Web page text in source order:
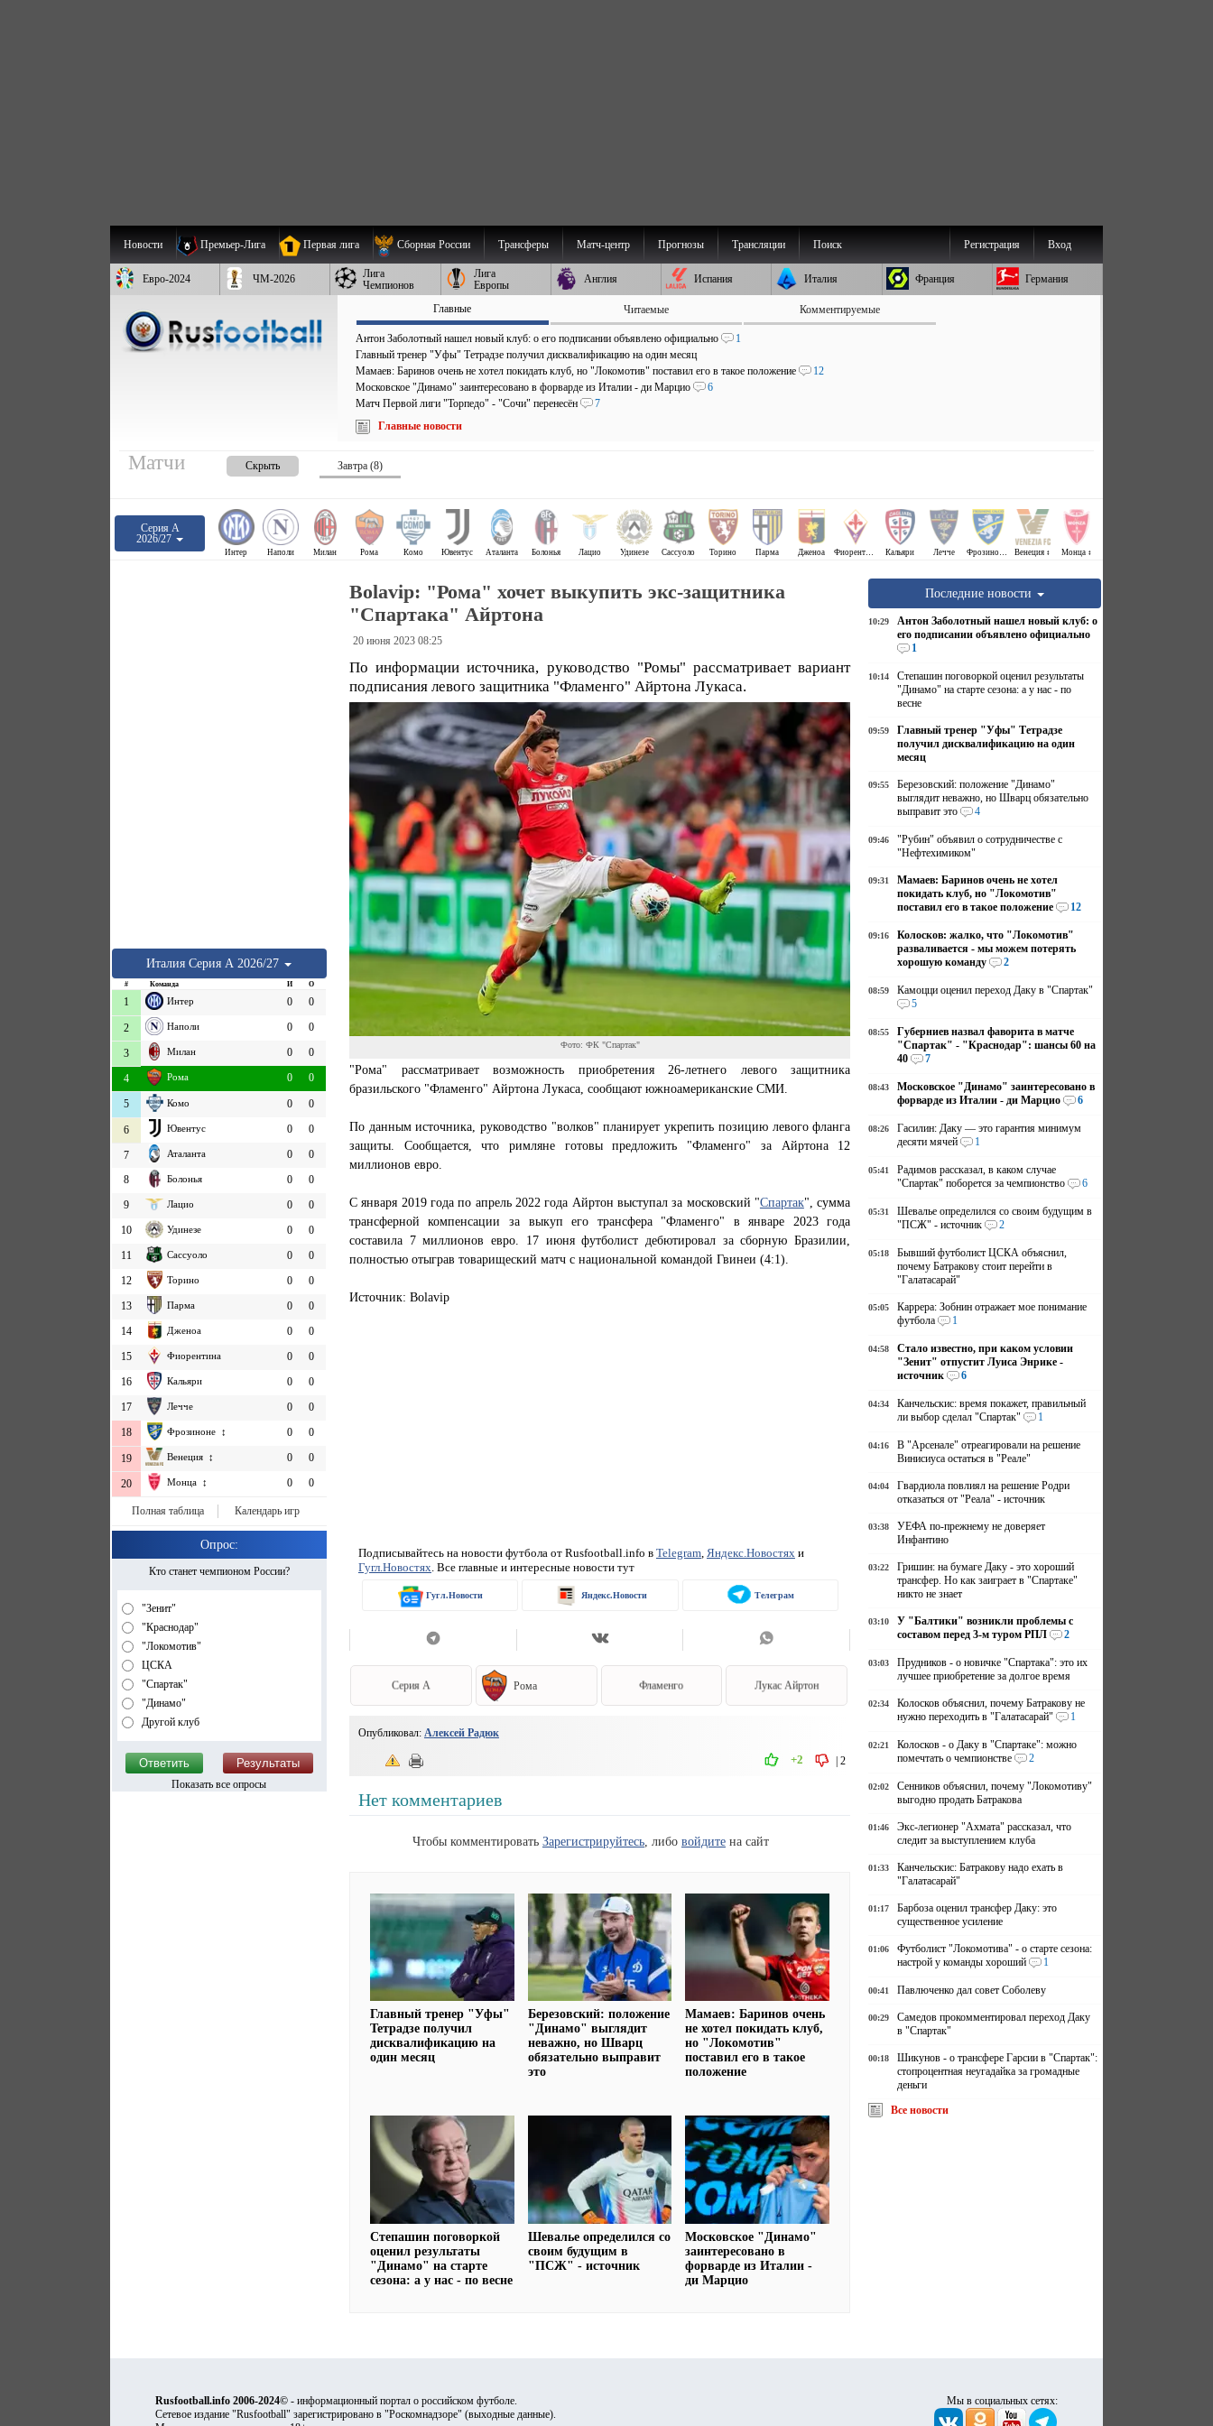
Новости Премьер-Лига Первая лига Сборная России Трансферы Матч-центр Прогнозы Трансляции Поиск Вход
Регистрация
Евро-2024 ЧМ-2026
Лига
Чемпионов
Лига
Европы
Англия Испания Италия Франция Германия
Главные Читаемые Комментируемые
Антон Заболотный нашел новый клуб: о его подписании объявлено официально
1
Главный тренер "Уфы" Тетрадзе получил дисквалификацию на один месяц
Мамаев: Баринов очень не хотел покидать клуб, но "Локомотив" поставил его в такое положение
12
Московское "Динамо" заинтересовано в форварде из Италии - ди Марцио
6
Матч Первой лиги "Торпедо" - "Сочи" перенесён
7
Главные новости
Матчи Скрыть Завтра (8)
Серия А
2026/27
Интер Наполи Милан Рома Комо Ювентус Аталанта Болонья Лацио Удинезе Сассуоло Торино Парма Дженоа Фиорентина Кальяри Лечче Фрозиноне ↕ Венеция ↕ Монца ↕
Италия Серия А 2026/27
# Команда И О
1 Интер 0 0
2 Наполи 0 0
3 Милан 0 0
4 Рома 0 0
5 Комо 0 0
6 Ювентус 0 0
7 Аталанта 0
0
8
Болонья 0
0
9
Лацио 0
0
10
Удинезе 0
0
11
Сассуоло 0
0
12
Торино 0
0
13
Парма 0
0
14
Дженоа 0
0
15
Фиорентина 0
0
16
Кальяри 0
0
17
Лечче 0
0
18
Фрозиноне ↕ 0 0
19 Венеция ↕ 0 0
20 Монца ↕ 0 0
Полная таблица Календарь игр
Опрос:
Кто станет чемпионом России?
"Зенит"
"Краснодар"
"Локомотив"
ЦСКА
"Спартак"
"Динамо"
Другой клуб
Показать все опросы
Bolavip: "Рома" хочет выкупить экс-защитника
"Спартака" Айртона
20 июня 2023 08:25
По информации источника, руководство "Ромы" рассматривает вариант
подписания левого защитника "Фламенго" Айртона Лукаса.
Фото: ФК "Спартак"
"Рома" рассматривает возможность приобретения 26-летнего левого защитника
бразильского "Фламенго" Айртона Лукаса, сообщают южноамериканские СМИ.
По данным источника, руководство "волков" планирует укрепить позицию левого фланга
защиты. Сообщается, что римляне готовы предложить "Фламенго" за Айртона 12
миллионов евро.
С января 2019 года по апрель 2022 года Айртон выступал за московский "Спартак", сумма
трансферной компенсации за выкуп его трансфера "Фламенго" в январе 2023 года
составила 7 миллионов евро. 17 июня футболист дебютировал за сборную Бразилии,
полностью отыграв товарищеский матч с национальной командой Гвинеи (4:1).
Источник: Bolavip
Подписывайтесь на новости футбола от Rusfootball.info в Telegram, Яндекс.Новостяхи
Гугл.Новостях. Все главные и интересные новости тут
Гугл.Новости Яндекс.Новости Телеграм
Серия А Рома Фламенго Лукас Айртон
Опубликовал: Алексей Радюк
|2
+2
Нет комментариев
Чтобы комментировать Зарегистрируйтесь, либо войдитена сайт
Главный тренер "Уфы"
Тетрадзе получил
дисквалификацию на
один месяц
Березовский: положение
"Динамо" выглядит
неважно, но Шварц
обязательно выправит
это
Мамаев: Баринов очень
не хотел покидать клуб,
но "Локомотив"
поставил его в такое
положение
Степашин поговоркой
оценил результаты
"Динамо" на старте
сезона: а у нас - по весне
Шевалье определился со
своим будущим в
"ПСЖ" - источник
Московское "Динамо"
заинтересовано в
форварде из Италии -
ди Марцио
Последние новости
10:29
Антон Заболотный нашел новый клуб: о
его подписании объявлено официально
1
10:14
Степашин поговоркой оценил результаты
"Динамо" на старте сезона: а у нас - по
весне
09:59
Главный тренер "Уфы" Тетрадзе
получил дисквалификацию на один
месяц
09:55
Березовский: положение "Динамо"
выглядит неважно, но Шварц обязательно
выправит это
4
09:46
"Рубин" объявил о сотрудничестве с
"Нефтехимиком"
09:31
Мамаев: Баринов очень не хотел
покидать клуб, но "Локомотив"
поставил его в такое положение
12
09:16
Колосков: жалко, что "Локомотив"
разваливается - мы можем потерять
хорошую команду
2
08:59
Камоцци оценил переход Даку в "Спартак"
5
08:55
Губерниев назвал фаворита в матче
"Спартак" - "Краснодар": шансы 60 на
40
7
08:43
Московское "Динамо" заинтересовано в
форварде из Италии - ди Марцио
6
08:26
Гасилин: Даку — это гарантия минимум
десяти мячей
1
05:41
Радимов рассказал, в каком случае
"Спартак" поборется за чемпионство
6
05:31
Шевалье определился со своим будущим в
"ПСЖ" - источник
2
05:18
Бывший футболист ЦСКА объяснил,
почему Батракову стоит перейти в
"Галатасарай"
05:05
Каррера: Зобнин отражает мое понимание
футбола
1
04:58
Стало известно, при каком условии
"Зенит" отпустит Луиса Энрике -
источник
6
04:34
Канчельскис: время покажет, правильный
ли выбор сделал "Спартак"
1
04:16
В "Арсенале" отреагировали на решение
Винисиуса остаться в "Реале"
04:04
Гвардиола повлиял на решение Родри
отказаться от "Реала" - источник
03:38
УЕФА по-прежнему не доверяет
Инфантино
03:22
Гришин: на бумаге Даку - это хороший
трансфер. Но как заиграет в "Спартаке"
никто не знает
03:10
У "Балтики" возникли проблемы с
составом перед 3-м туром РПЛ
2
03:03
Прудников - о новичке "Спартака": это их
лучшее приобретение за долгое время
02:34
Колосков объяснил, почему Батракову не
нужно переходить в "Галатасарай"
1
02:21
Колосков - о Даку в "Спартаке": можно
помечтать о чемпионстве
2
02:02
Сенников объяснил, почему "Локомотиву"
выгодно продать Батракова
01:46
Экс-легионер "Ахмата" рассказал, что
следит за выступлением клуба
01:33
Канчельскис: Батракову надо ехать в
"Галатасарай"
01:17
Барбоза оценил трансфер Даку: это
существенное усиление
01:06
Футболист "Локомотива" - о старте сезона:
настрой у команды хороший
1
00:41 Павлюченко дал совет Соболеву
00:29
Самедов прокомментировал переход Даку
в "Спартак"
00:18
Шикунов - о трансфере Гарсии в "Спартак":
стопроцентная неугадайка за громадные
деньги
Все новости
Rusfootball.info 2006-2024© - информационный портал о российском футболе.
Сетевое издание "Rusfootball" зарегистрировано в "Роскомнадзоре" (выходные данные).
Мы в социальных сетях: